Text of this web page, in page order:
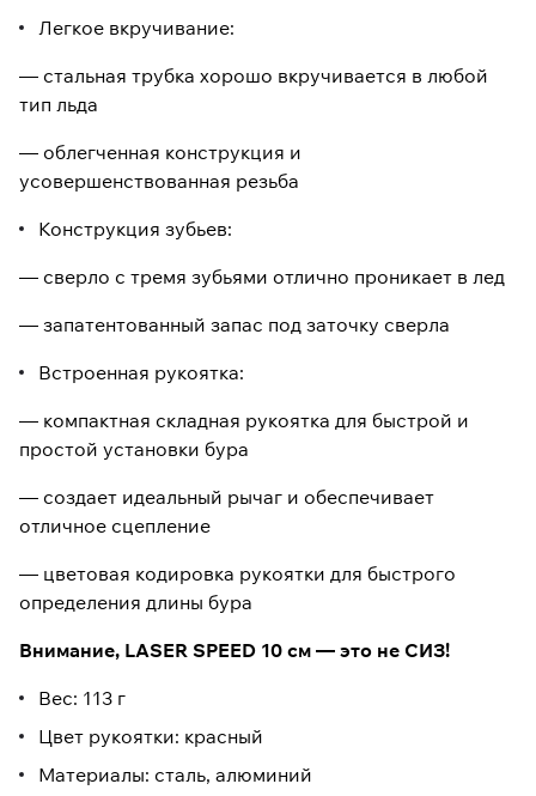
Легкое вкручивание:
— стальная трубка хорошо вкручивается в любой
тип льда
— облегченная конструкция и
усовершенствованная резьба
Конструкция зубьев:
— сверло с тремя зубьями отлично проникает в лед
— запатентованный запас под заточку сверла
Встроенная рукоятка:
— компактная складная рукоятка для быстрой и
простой установки бура
— создает идеальный рычаг и обеспечивает
отличное сцепление
— цветовая кодировка рукоятки для быстрого
определения длины бура
Внимание, LASER SPEED 10 см — это не СИЗ!
Вес: 113 г
Цвет рукоятки: красный
Материалы: сталь, алюминий